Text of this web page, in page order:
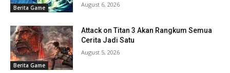
Berita Game August 6, 2026
Berita Game
Attack on Titan 3 Akan Rangkum Semua
Cerita Jadi Satu
August 5, 2026